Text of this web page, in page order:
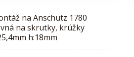
na Anschutz 1780
na skrutky, krúžky
h:18mm